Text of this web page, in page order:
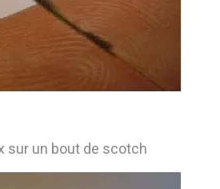
sur un bout de scotch